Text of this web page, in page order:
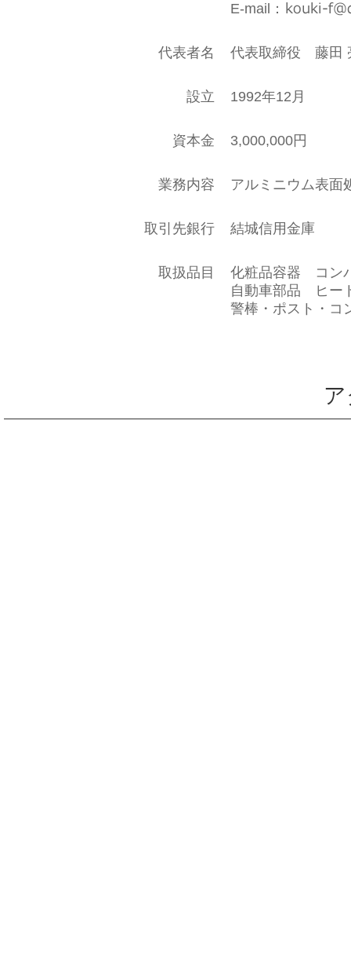
E-mail：
代表者名 代表取締役 藤田
設立 1992年12月
資本金 3,000,000円
業務内容 アルミニウム表面
取引先銀行 結城信用金庫
取扱品目
化粧品容器 コン
自動車部品 ヒー
警棒・ポスト・